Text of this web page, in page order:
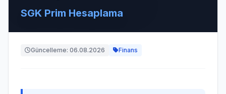
SGK Prim Hesaplama
Güncelleme: 06.08.2026 Finans